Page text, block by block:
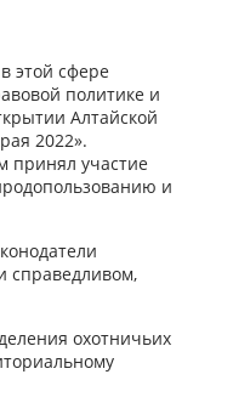
этой сфере
политике и
Алтайской
2022».
принял участие
и
справедливом,
охотничьих